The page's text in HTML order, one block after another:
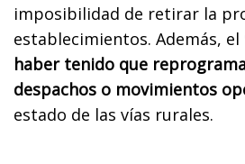
imposibilidad de retirar la
establecimientos. Además, el
haber tenido que
despachos o movimientos
estado de las vías rurales.